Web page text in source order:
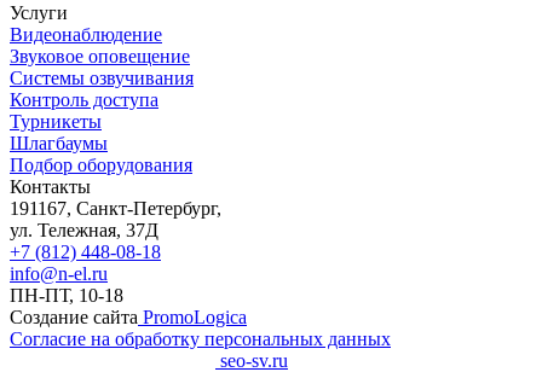
Услуги
Видеонаблюдение
Звуковое оповещение
Системы озвучивания
Контроль доступа
Турникеты
Шлагбаумы
Подбор оборудования
Контакты
191167, Санкт-Петербург,
ул. Тележная, 37Д
+7 (812) 448-08-18
info@n-el.ru
ПН-ПТ, 10-18
Создание сайта PromoLogica
Согласие на обработку персональных данных
seo-sv.ru